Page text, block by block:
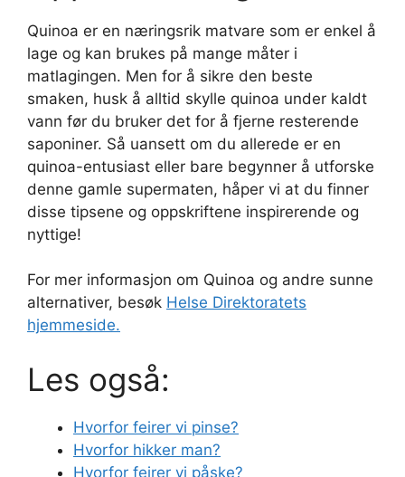
Quinoa er en næringsrik matvare som er enkel å
lage og kan brukes på mange måter i
matlagingen. Men for å sikre den beste
smaken, husk å alltid skylle quinoa under kaldt
vann før du bruker det for å fjerne resterende
saponiner. Så uansett om du allerede er en
quinoa-entusiast eller bare begynner å utforske
denne gamle supermaten, håper vi at du finner
disse tipsene og oppskriftene inspirerende og
nyttige!
For mer informasjon om Quinoa og andre sunne
alternativer, besøk Helse Direktoratets
hjemmeside.
Les også:
Hvorfor feirer vi pinse?
Hvorfor hikker man?
Hvorfor feirer vi påske?